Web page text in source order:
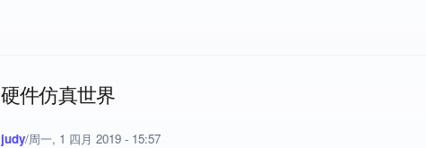
硬件仿真世界
judy/周一, 1 四月 2019 - 15:57